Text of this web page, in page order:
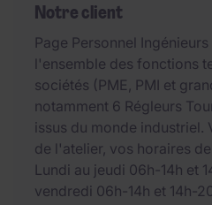
Notre client
Page Personnel
l'ensemble des fonctions
sociétés (PME, PMI et
notamment 6 Régleurs
issus du monde industriel.
de l'atelier, vos horaires
Lundi au jeudi 06h-14h et
vendredi 06h-14h et 14h-